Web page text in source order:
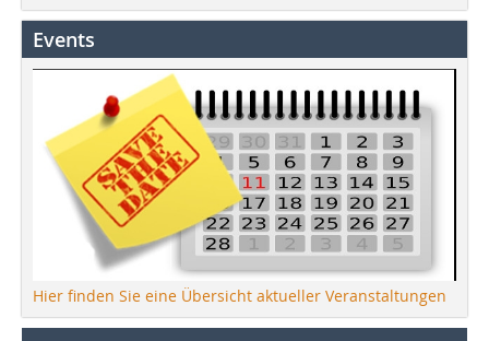
Events
Hier finden Sie eine Übersicht aktueller Veranstaltungen